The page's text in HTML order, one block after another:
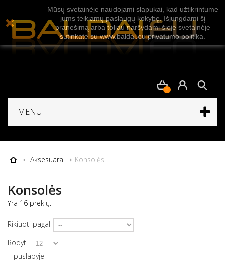
0
MENU
Aksesuarai Konsolės
Konsolės
Yra 16 prekių.
Rikiuoti pagal
Rodyti
puslapyje
Mūsų svetainėje naudojami slapukai, kad užtikrintume
jums teikiamų paslaugų kokybę. Išjungdami šį
pranešimą arba toliau naršydami šioje svetainėje
sutinkate su www.baldai.eu privatumo politika.